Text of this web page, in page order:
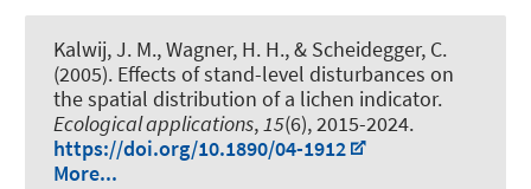
Kalwij, J. M., Wagner, H. H., & Scheidegger, C.
(2005). Effects of stand-level disturbances on
the spatial distribution of a lichen indicator.
Ecological applications,15(6), 2015-2024.
https://doi.org/10.1890/04-1912
More...